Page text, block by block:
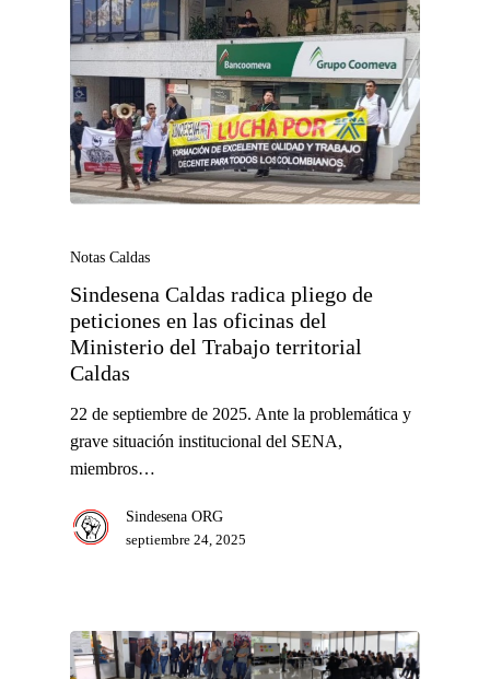
Notas Caldas
Sindesena Caldas radica pliego de
peticiones en las oficinas del
Ministerio del Trabajo territorial
Caldas
22 de septiembre de 2025. Ante la problemática y
grave situación institucional del SENA,
miembros…
Sindesena ORG
septiembre 24, 2025